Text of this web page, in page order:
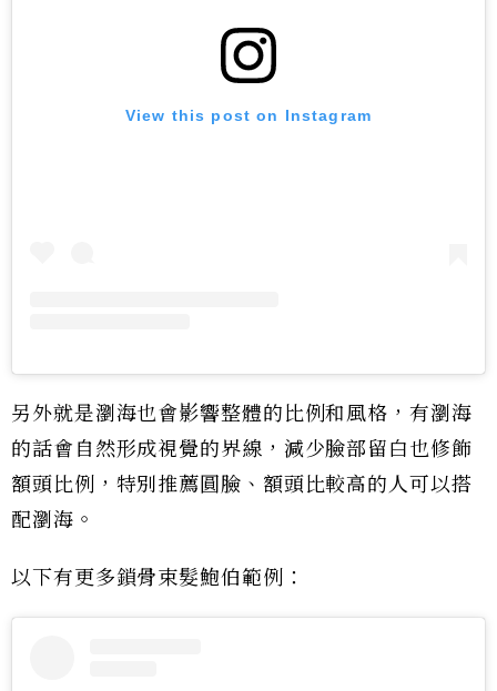
View this post on Instagram
另外就是瀏海也會影響整體的比例和風格，有瀏海
的話會自然形成視覺的界線，減少臉部留白也修飾
額頭比例，特別推薦圓臉、額頭比較高的人可以搭
配瀏海。
以下有更多鎖骨束髮鮑伯範例：